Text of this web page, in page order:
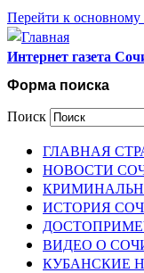
Перейти к
Интернет газета
Форма поиска
Поиск
ГЛАВНАЯ
НОВОСТИ
ИСТОРИЯ
ВИДЕО О
КУБАНСКИЕ